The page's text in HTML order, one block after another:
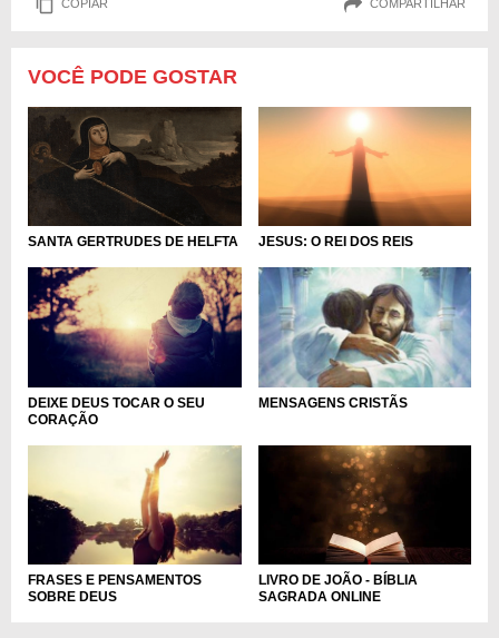
COPIAR COMPARTILHAR
VOCÊ PODE GOSTAR
SANTA GERTRUDES DE HELFTA JESUS: O REI DOS REIS
DEIXE DEUS TOCAR O SEU
CORAÇÃO
MENSAGENS CRISTÃS
FRASES E PENSAMENTOS
SOBRE DEUS
LIVRO DE JOÃO - BÍBLIA
SAGRADA ONLINE